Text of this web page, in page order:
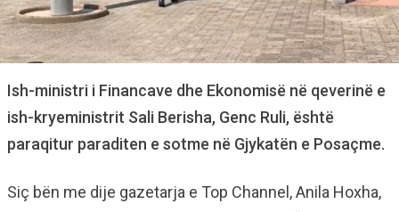
Ish-ministri i Financave dhe Ekonomisë në qeverinë e
ish-kryeministrit Sali Berisha, Genc Ruli, është
paraqitur paraditen e sotme në Gjykatën e Posaçme.
Siç bën me dije gazetarja e Top Channel, Anila Hoxha,